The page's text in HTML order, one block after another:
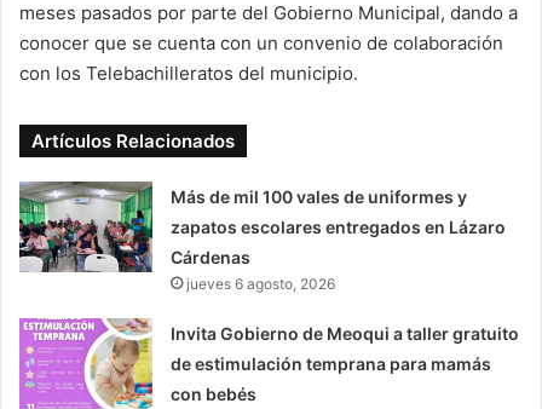
meses pasados por parte del Gobierno Municipal, dando a
conocer que se cuenta con un convenio de colaboración
con los Telebachilleratos del municipio.
Artículos Relacionados
Más de mil 100 vales de uniformes y
zapatos escolares entregados en Lázaro
Cárdenas
jueves 6 agosto, 2026
Invita Gobierno de Meoqui a taller gratuito
de estimulación temprana para mamás
con bebés